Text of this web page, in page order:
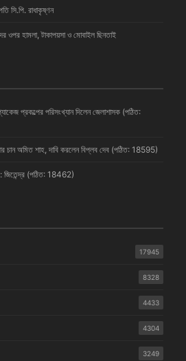
সি.পি. রাধাকৃষ্ণন
ওপর হামলা, টাকাপয়সা ও মোবাইল ছিনতাই
প্রকল্পের পরিসংখ্যান দিলেন জেলাশাসক (পঠিত:
চান অমিত শাহ, দাবি করলেন বিপ্লব দেব (পঠিত: 18595)
: জিতেন্দ্র (পঠিত: 18462)
17945
8328
4433
4304
3249